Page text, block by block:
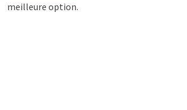
meilleure option.